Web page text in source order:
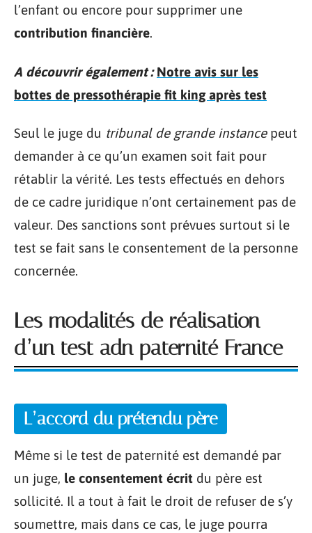
l’enfant ou encore pour supprimer une
contribution financière.
A découvrir également : Notre avis sur les
bottes de pressothérapie fit king après test
Seul le juge du tribunal de grande instancepeut
demander à ce qu’un examen soit fait pour
rétablir la vérité. Les tests effectués en dehors
de ce cadre juridique n’ont certainement pas de
valeur. Des sanctions sont prévues surtout si le
test se fait sans le consentement de la personne
concernée.
Les modalités de réalisation
d’un test adn paternité France
L’accord du prétendu père
Même si le test de paternité est demandé par
un juge, le consentement écrit du père est
sollicité. Il a tout à fait le droit de refuser de s’y
soumettre, mais dans ce cas, le juge pourra